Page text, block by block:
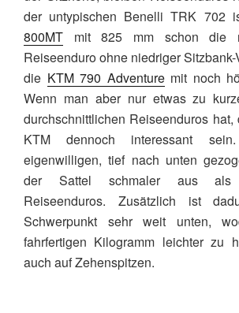
der untypischen Benelli TRK 702
800MT mit 825 mm schon die
Reiseenduro ohne niedriger
die KTM 790 Adventuremit noch
Wenn man aber nur etwas zu
durchschnittlichen Reiseenduros
KTM dennoch interessant
eigenwilligen, tief nach unten
der Sattel schmaler aus als
Reiseenduros. Zusätzlich ist
Schwerpunkt sehr weit unten,
fahrfertigen Kilogramm leichter zu
auch auf Zehenspitzen.